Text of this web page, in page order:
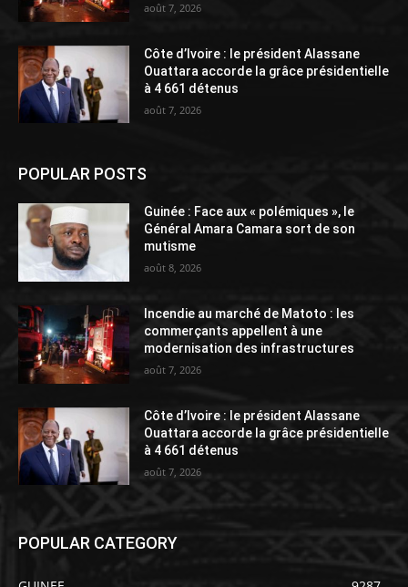
août 7, 2026
Côte d’Ivoire : le président Alassane
Ouattara accorde la grâce présidentielle
à 4 661 détenus
août 7, 2026
POPULAR POSTS
Guinée : Face aux « polémiques », le
Général Amara Camara sort de son
mutisme
août 8, 2026
Incendie au marché de Matoto : les
commerçants appellent à une
modernisation des infrastructures
août 7, 2026
Côte d’Ivoire : le président Alassane
Ouattara accorde la grâce présidentielle
à 4 661 détenus
août 7, 2026
POPULAR CATEGORY